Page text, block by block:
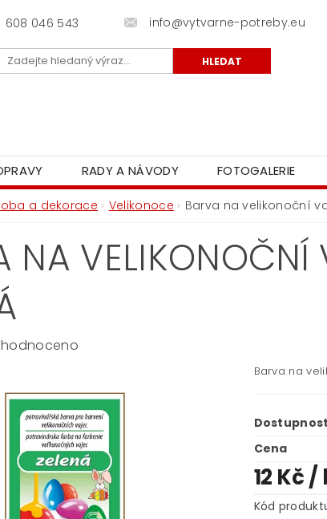
608 046 543 info@vytvarne-potreby.eu
RADY A NÁVODY FOTOGALERIE
a dekorace Velikonoce Barva na velikonoční
NA
Barva na
Dostupnost
Cena
12 Kč/
Kód